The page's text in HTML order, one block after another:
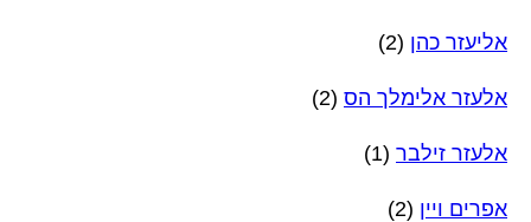
אליעזר כהן (2)
אלעזר אלימלך הס (2)
אלעזר זילבר (1)
אפרים ויין (2)